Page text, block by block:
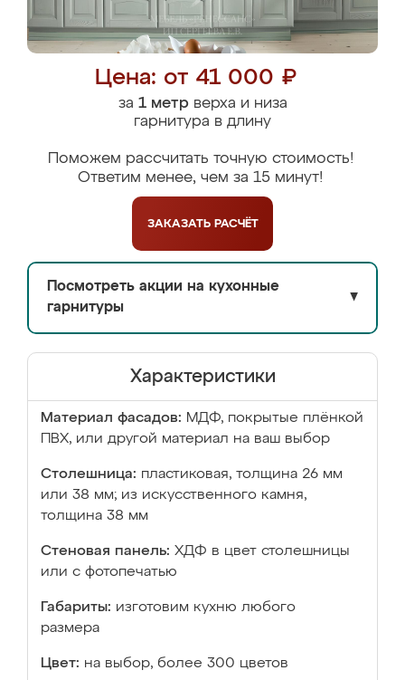
Цена: от 41 000 ₽
за 1 метрверха и низа
гарнитура в длину
Поможем рассчитать точную стоимость!
Ответим менее, чем за 15 минут!
ЗАКАЗАТЬ РАСЧЁТ
Посмотреть акции на кухонные
гарнитуры
▼
Характеристики
Материал фасадов: МДФ, покрытые плёнкой
ПВХ, или другой материал на ваш выбор
Столешница: пластиковая, толщина 26 мм
или 38 мм; из искусственного камня,
толщина 38 мм
Стеновая панель: ХДФ в цвет столешницы
или с фотопечатью
Габариты: изготовим кухню любого
размера
Цвет: на выбор, более 300 цветов